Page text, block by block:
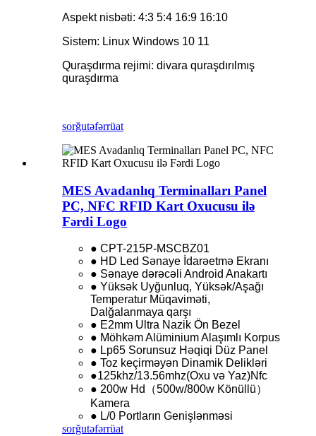
Aspekt nisbəti: 4:3 5:4 16:9 16:10
Sistem: Linux Windows 10 11
Quraşdırma rejimi: divara quraşdırılmış
quraşdırma
sorğutəfərrüat
MES Avadanlıq Terminalları Panel
PC, NFC RFID Kart Oxucusu ilə
Fərdi Logo
● CPT-215P-MSCBZ01
● HD Led Sənaye İdarəetmə Ekranı
● Sənaye dərəcəli Android Anakartı
● Yüksək Uyğunluq, Yüksək/Aşağı
Temperatur Müqaviməti,
Dalğalanmaya qarşı
● E2mm Ultra Nazik Ön Bezel
● Möhkəm Alüminium Alaşımlı Korpus
● Lp65 Sorunsuz Həqiqi Düz Panel
● Toz keçirməyən Dinamik Delikləri
●125khz/13.56mhz(Oxu və Yaz)Nfc
● 200w Hd（500w/800w Könüllü）
Kamera
● L/0 Portların Genişlənməsi
sorğutəfərrüat